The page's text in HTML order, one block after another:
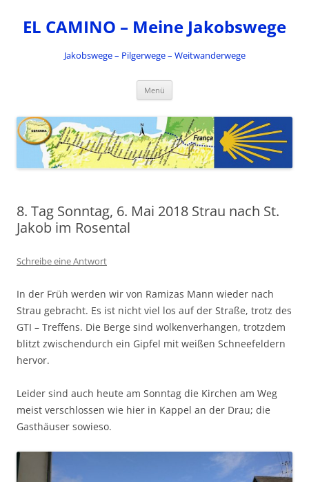
springen
EL CAMINO – Meine Jakobswege
Jakobswege – Pilgerwege – Weitwanderwege
Menü
8. Tag Sonntag, 6. Mai 2018 Strau nach St.
Jakob im Rosental
Schreibe eine Antwort
In der Früh werden wir von Ramizas Mann wieder nach
Strau gebracht. Es ist nicht viel los auf der Straße, trotz des
GTI – Treffens. Die Berge sind wolkenverhangen, trotzdem
blitzt zwischendurch ein Gipfel mit weißen Schneefeldern
hervor.
Leider sind auch heute am Sonntag die Kirchen am Weg
meist verschlossen wie hier in Kappel an der Drau; die
Gasthäuser sowieso.